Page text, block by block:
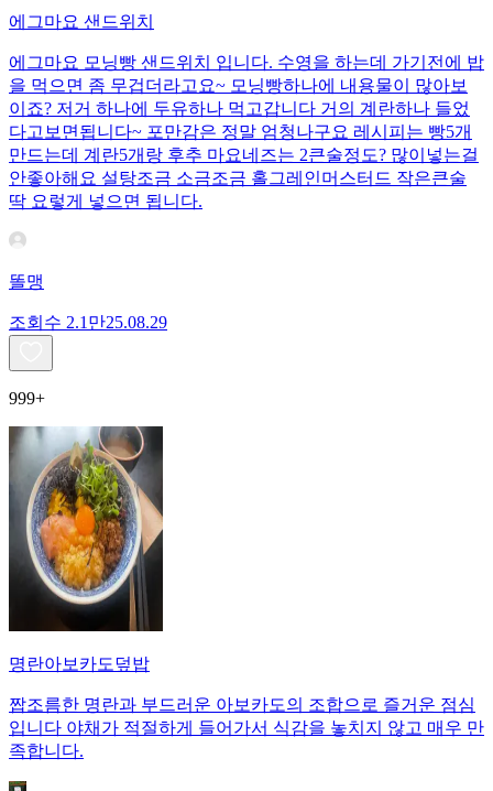
에그마요 샌드위치
에그마요 모닝빵 샌드위치 입니다. 수영을 하는데 가기전에 밥
을 먹으면 좀 무겁더라고요~ 모닝빵하나에 내용물이 많아보
이죠? 저거 하나에 두유하나 먹고갑니다 거의 계란하나 들었
다고보면됩니다~ 포만감은 정말 엄청나구요 레시피는 빵5개
만드는데 계란5개랑 후추 마요네즈는 2큰술정도? 많이넣는걸
안좋아해요 설탕조금 소금조금 홀그레인머스터드 작은큰술
딱 요렇게 넣으면 됩니다.
똘맹
조회수 2.1만25.08.29
999+
명란아보카도덮밥
짭조름한 명란과 부드러운 아보카도의 조합으로 즐거운 점심
입니다 야채가 적절하게 들어가서 식감을 놓치지 않고 매우 만
족합니다.